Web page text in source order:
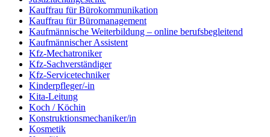
Kauffrau für Bürokommunikation
Kauffrau für Büromanagement
Kaufmännische Weiterbildung – online berufsbegleitend
Kaufmännischer Assistent
Kfz-Mechatroniker
Kfz-Sachverständiger
Kfz-Servicetechniker
Kinderpfleger/-in
Kita-Leitung
Koch / Köchin
Konstruktionsmechaniker/in
Kosmetik